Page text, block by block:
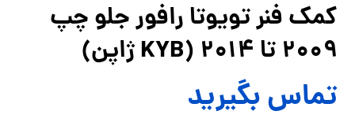
کمک فنر تویوتا رافور جلو چپ
2009 تا 2014 (KYB ژاپن)
تماس بگیرید